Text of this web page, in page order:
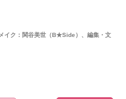
イク：関谷美世（B★Side）、編集・文